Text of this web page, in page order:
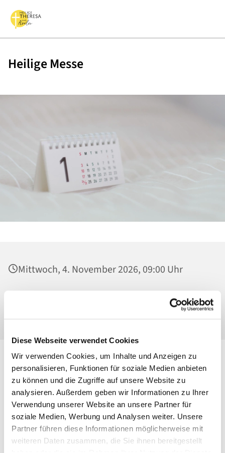
Diese Webseite verwendet Cookies
Wir verwenden Cookies, um Inhalte und Anzeigen zu
personalisieren, Funktionen für soziale Medien anbieten
zu können und die Zugriffe auf unsere Website zu
analysieren. Außerdem geben wir Informationen zu Ihrer
Verwendung unserer Website an unsere Partner für
soziale Medien, Werbung und Analysen weiter. Unsere
Partner führen diese Informationen möglicherweise mit
weiteren Daten zusammen, die Sie ihnen bereitgestellt
Heilige Messe
Mittwoch, 4. November 2026, 09:00 Uhr
St. Georg, Kirche, Kissingenplatz, 13189